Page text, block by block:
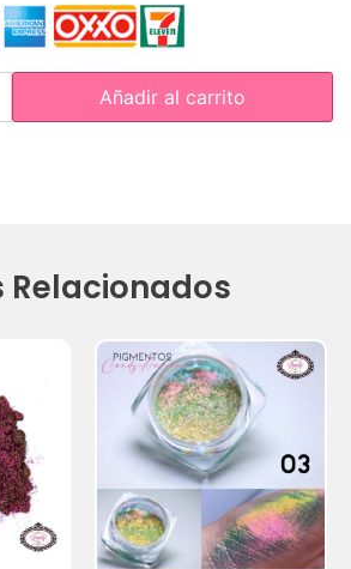
Añadir al carrito
Relacionados